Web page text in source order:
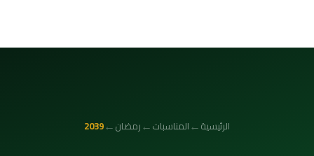
الرئيسية←المناسبات←رمضان←
2039